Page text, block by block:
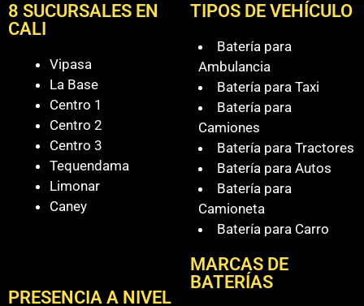
8 SUCURSALES EN
CALI
Vipasa
La Base
Centro 1
Centro 2
Centro 3
Tequendama
Limonar
Caney
PRESENCIA A NIVEL
TIPOS DE VEHÍCULO
Batería para
Ambulancia
Batería para Taxi
Batería para
Camiones
Batería para Tractores
Batería para Autos
Batería para
Camioneta
Batería para Carro
MARCAS DE
BATERÍAS